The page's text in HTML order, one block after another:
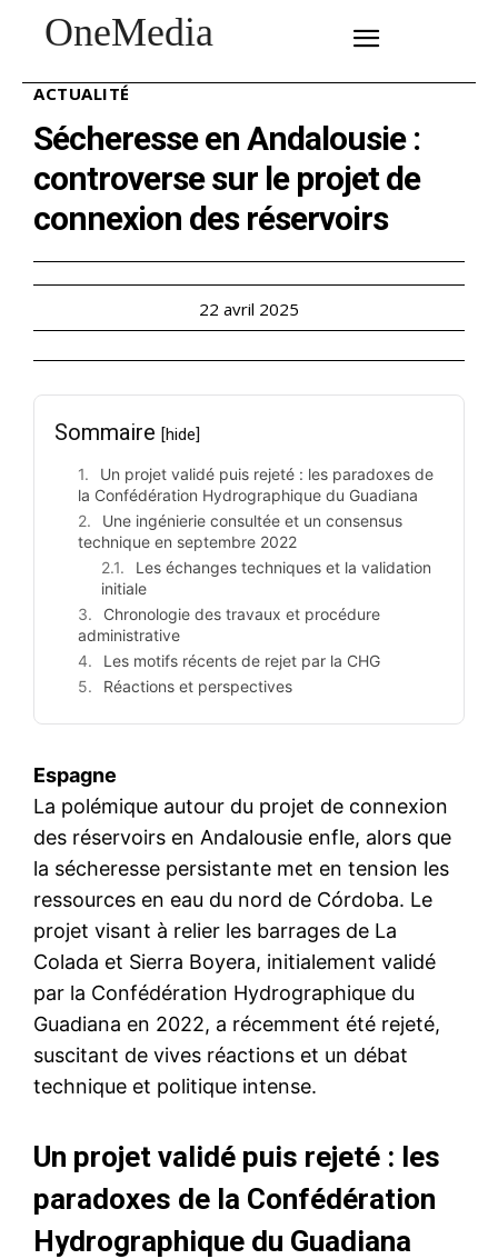
OneMedia
ACTUALITÉ
Sécheresse en Andalousie :
controverse sur le projet de
connexion des réservoirs
22 avril 2025
Sommaire [hide]
Un projet validé puis rejeté : les paradoxes de
la Confédération Hydrographique du Guadiana
Une ingénierie consultée et un consensus
technique en septembre 2022
Les échanges techniques et la validation
initiale
Chronologie des travaux et procédure
administrative
Les motifs récents de rejet par la CHG
Réactions et perspectives
Espagne
La polémique autour du projet de connexion
des réservoirs en Andalousie enfle, alors que
la sécheresse persistante met en tension les
ressources en eau du nord de Córdoba. Le
projet visant à relier les barrages de La
Colada et Sierra Boyera, initialement validé
par la Confédération Hydrographique du
Guadiana en 2022, a récemment été rejeté,
suscitant de vives réactions et un débat
technique et politique intense.
Un projet validé puis rejeté : les
paradoxes de la Confédération
Hydrographique du Guadiana